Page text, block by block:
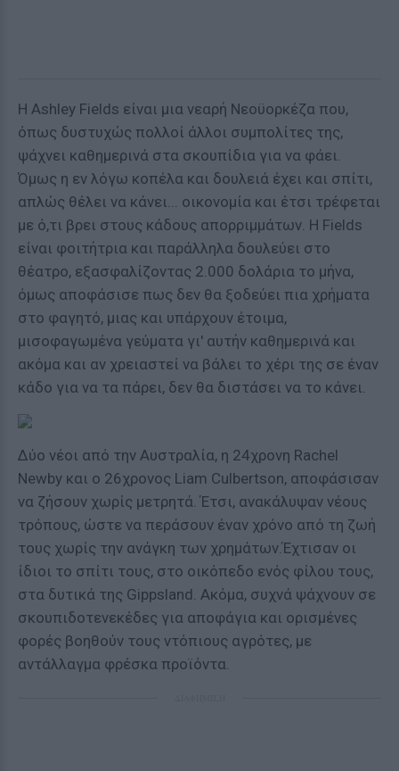
Η Ashley Fields είναι μια νεαρή Νεοϋορκέζα που,
όπως δυστυχώς πολλοί άλλοι συμπολίτες της,
ψάχνει καθημερινά στα σκουπίδια για να φάει.
Όμως η εν λόγω κοπέλα και δουλειά έχει και σπίτι,
απλώς θέλει να κάνει... οικονομία και έτσι τρέφεται
με ό,τι βρει στους κάδους απορριμμάτων. Η Fields
είναι φοιτήτρια και παράλληλα δουλεύει στο
θέατρο, εξασφαλίζοντας 2.000 δολάρια το μήνα,
όμως αποφάσισε πως δεν θα ξοδεύει πια χρήματα
στο φαγητό, μιας και υπάρχουν έτοιμα,
μισοφαγωμένα γεύματα γι' αυτήν καθημερινά και
ακόμα και αν χρειαστεί να βάλει το χέρι της σε έναν
κάδο για να τα πάρει, δεν θα διστάσει να το κάνει.
Δύο νέοι από την Αυστραλία, η 24χρονη Rachel
Newby και ο 26χρονος Liam Culbertson, αποφάσισαν
να ζήσουν χωρίς μετρητά. Έτσι, ανακάλυψαν νέους
τρόπους, ώστε να περάσουν έναν χρόνο από τη ζωή
τους χωρίς την ανάγκη των χρημάτων.Έχτισαν οι
ίδιοι το σπίτι τους, στο οικόπεδο ενός φίλου τους,
στα δυτικά της Gippsland. Ακόμα, συχνά ψάχνουν σε
σκουπιδοτενεκέδες για αποφάγια και ορισμένες
φορές βοηθούν τους ντόπιους αγρότες, με
αντάλλαγμα φρέσκα προϊόντα.